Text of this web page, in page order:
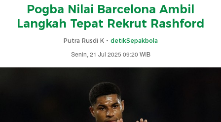
Pogba Nilai Barcelona Ambil
Langkah Tepat Rekrut Rashford
Putra Rusdi K - detikSepakbola
Senin, 21 Jul 2025 09:20 WIB